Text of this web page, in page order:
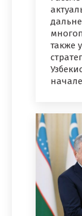
также